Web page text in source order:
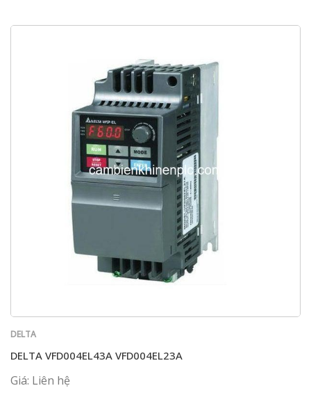
DELTA
DELTA VFD004EL43A VFD004EL23A
Giá: Liên hệ